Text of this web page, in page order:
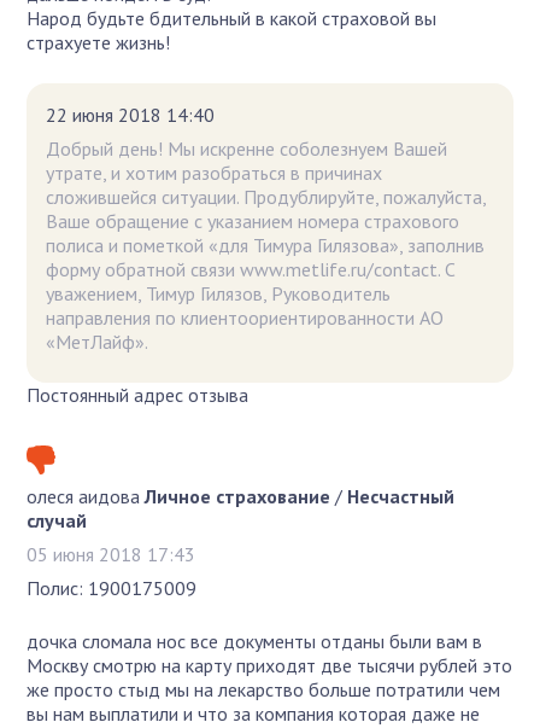
Народ будьте бдительный в какой страховой вы
страхуете жизнь!
22 июня 2018 14:40
Добрый день! Мы искренне соболезнуем Вашей
утрате, и хотим разобраться в причинах
сложившейся ситуации. Продублируйте, пожалуйста,
Ваше обращение с указанием номера страхового
полиса и пометкой «для Тимура Гилязова», заполнив
форму обратной связи www.metlife.ru/contact. С
уважением, Тимур Гилязов, Руководитель
направления по клиентоориентированности АО
«МетЛайф».
Постоянный адрес отзыва
олеся аидова Личное страхование / Несчастный
случай
05 июня 2018 17:43
Полис: 1900175009
дочка сломала нос все документы отданы были вам в
Москву смотрю на карту приходят две тысячи рублей это
же просто стыд мы на лекарство больше потратили чем
вы нам выплатили и что за компания которая даже не